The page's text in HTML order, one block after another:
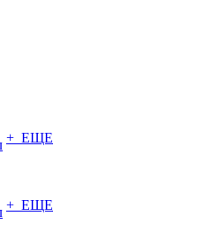
+ ЕЩЕ
+ ЕЩЕ